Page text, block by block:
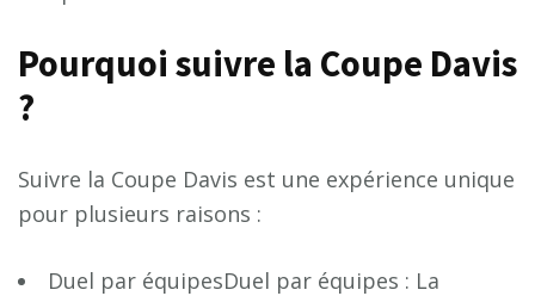
Pourquoi suivre la Coupe Davis
?
Suivre la Coupe Davis est une expérience unique
pour plusieurs raisons :
Duel par équipesDuel par équipes : La